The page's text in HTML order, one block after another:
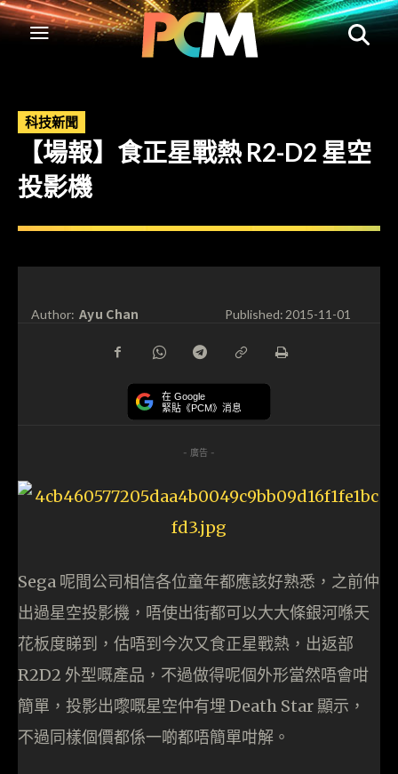
科技新聞
【場報】食正星戰熱 R2-D2 星空
投影機
Author: Ayu Chan Published:2015-11-01
在 Google
緊貼《PCM》消息
- 廣告 -
Sega 呢間公司相信各位童年都應該好熟悉，之前仲
出過星空投影機，唔使出街都可以大大條銀河喺天
花板度睇到，估唔到今次又食正星戰熱，出返部
R2D2 外型嘅產品，不過做得呢個外形當然唔會咁
簡單，投影出嚟嘅星空仲有埋 Death Star 顯示，
不過同樣個價都係一啲都唔簡單咁解。